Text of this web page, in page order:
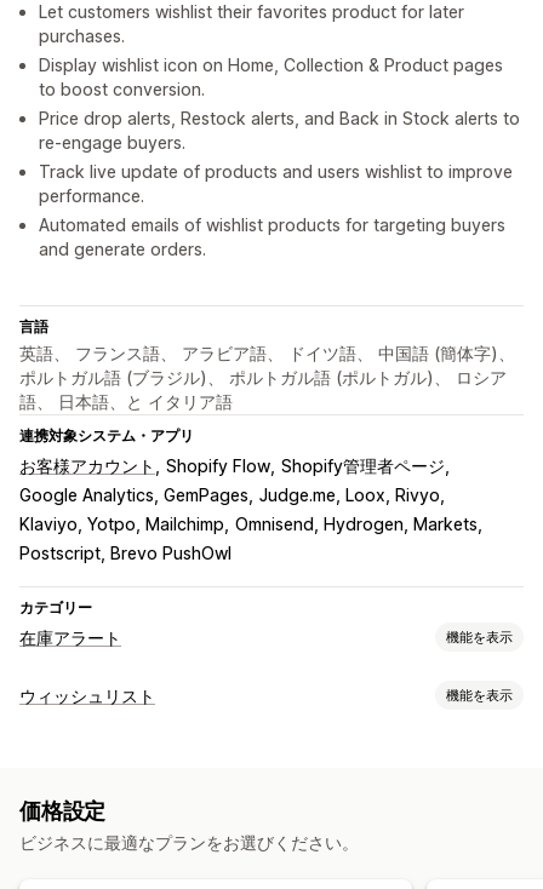
Let customers wishlist their favorites product for later
purchases.
Display wishlist icon on Home, Collection & Product pages
to boost conversion.
Price drop alerts, Restock alerts, and Back in Stock alerts to
re-engage buyers.
Track live update of products and users wishlist to improve
performance.
Automated emails of wishlist products for targeting buyers
and generate orders.
言語
英語、 フランス語、 アラビア語、 ドイツ語、 中国語 (簡体字)、
ポルトガル語 (ブラジル)、 ポルトガル語 (ポルトガル)、 ロシア
語、 日本語、と イタリア語
連携対象システム・アプリ
お客様アカウント Shopify Flow Shopify管理者ページ
Google Analytics, GemPages Judge.me, Loox, Rivyo
Klaviyo, Yotpo, Mailchimp Omnisend, Hydrogen, Markets
Postscript, Brevo PushOwl
カテゴリー
在庫アラート 機能を表示
通知
アラート設定
分析とレポート
ウィッシュリスト 機能を表示
ゲストのウィッシュリスト
価格設定
ビジネスに最適なプランをお選びください。